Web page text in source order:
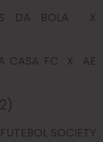
DA BOLA X
CASA FC X AE
SOCIETY